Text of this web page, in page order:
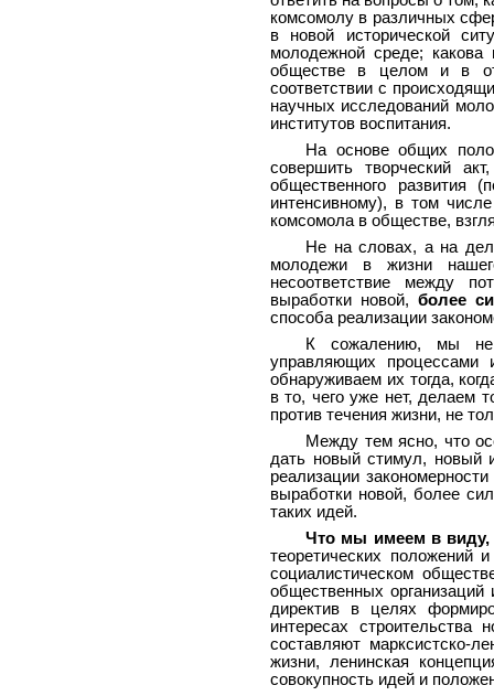
комсомолу в различных
в новой исторической
молодежной среде; какова
обществе в целом и в
соответствии с
научных исследований
институтов воспитания.
На основе общих
совершить творческий
общественного развития
интенсивному), в том
комсомола в обществе,
Не на словах, а на
молодежи в жизни
несоответствие между
выработки новой, более
способа реализации
К сожалению, мы
управляющих
обнаруживаем их тогда,
в то, чего уже нет, делаем
против течения жизни, не
Между тем ясно, что
дать новый стимул, новый
реализации
выработки новой, более
таких идей.
Что мы имеем в виду,
теоретических положений
социалистическом
общественных организаций
директив в целях
интересах строительства
составляют марксистско-
жизни, ленинская
совокупность идей и